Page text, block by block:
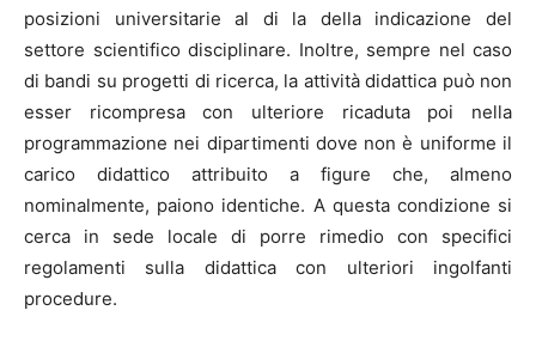
posizioni universitarie al di la della indicazione del
settore scientifico disciplinare. Inoltre, sempre nel caso
di bandi su progetti di ricerca, la attività didattica può non
esser ricompresa con ulteriore ricaduta poi nella
programmazione nei dipartimenti dove non è uniforme il
carico didattico attribuito a figure che, almeno
nominalmente, paiono identiche. A questa condizione si
cerca in sede locale di porre rimedio con specifici
regolamenti sulla didattica con ulteriori ingolfanti
procedure.